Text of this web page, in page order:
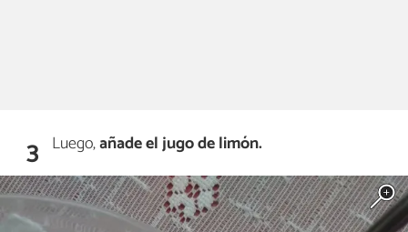
3 Luego,añade el jugo de limón.